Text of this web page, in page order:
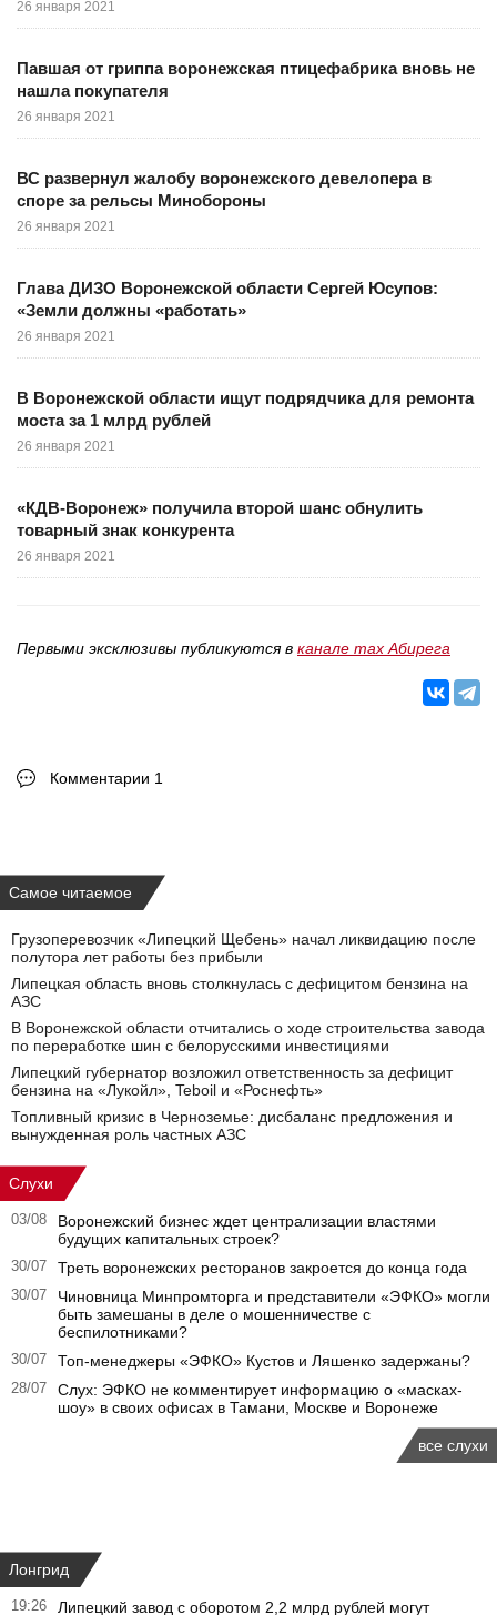
26 января 2021
Павшая от гриппа воронежская птицефабрика вновь не
нашла покупателя
26 января 2021
ВС развернул жалобу воронежского девелопера в
споре за рельсы Минобороны
26 января 2021
Глава ДИЗО Воронежской области Сергей Юсупов:
«Земли должны «работать»
26 января 2021
В Воронежской области ищут подрядчика для ремонта
моста за 1 млрд рублей
26 января 2021
«КДВ-Воронеж» получила второй шанс обнулить
товарный знак конкурента
26 января 2021
Первыми эксклюзивы публикуются в канале max Абирега
Комментарии 1
Самое читаемое
Грузоперевозчик «Липецкий Щебень» начал ликвидацию после
полутора лет работы без прибыли
Липецкая область вновь столкнулась с дефицитом бензина на
АЗС
В Воронежской области отчитались о ходе строительства завода
по переработке шин с белорусскими инвестициями
Липецкий губернатор возложил ответственность за дефицит
бензина на «Лукойл», Teboil и «Роснефть»
Топливный кризис в Черноземье: дисбаланс предложения и
вынужденная роль частных АЗС
Слухи
03/08
Воронежский бизнес ждет централизации властями
будущих капитальных строек?
30/07 Треть воронежских ресторанов закроется до конца года
30/07
Чиновница Минпромторга и представители «ЭФКО» могли
быть замешаны в деле о мошенничестве с
беспилотниками?
30/07 Топ-менеджеры «ЭФКО» Кустов и Ляшенко задержаны?
28/07
Слух: ЭФКО не комментирует информацию о «масках-
шоу» в своих офисах в Тамани, Москве и Воронеже
все слухи
Лонгрид
19:26
Липецкий завод с оборотом 2,2 млрд рублей могут